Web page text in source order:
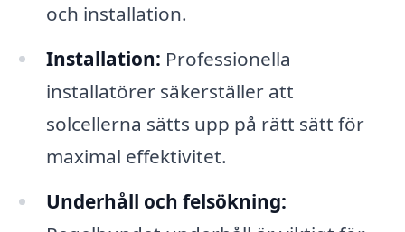
och installation.
Installation: Professionella
installatörer säkerställer att
solcellerna sätts upp på rätt sätt för
maximal effektivitet.
Underhåll och felsökning: